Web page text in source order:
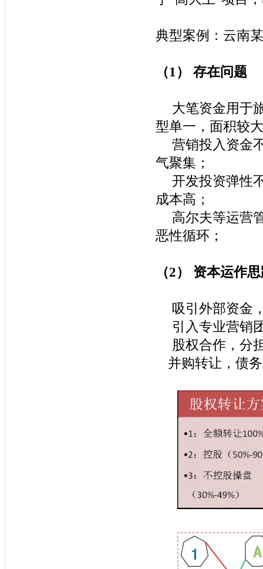
典型案例：云南
（1 ） 存在问题
大笔资金用于
型单一，面积较
营销投入资金
气聚集；
开发投资弹性
成本高；
高尔夫等运营
恶性循环；
（2） 资本运作
吸引外部资金
引入专业营销
股权合作，分
并购转让，债